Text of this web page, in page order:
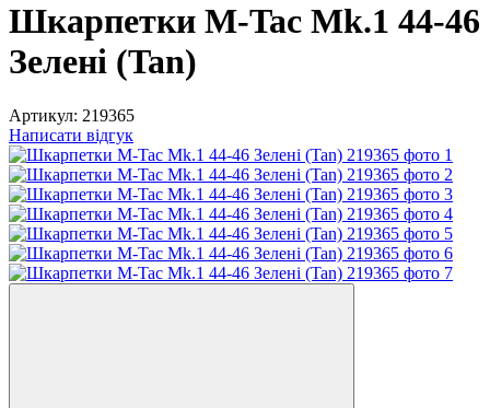
Шкарпетки M-Tac Mk.1 44-46
Зелені (Tan)
Артикул: 219365
Написати відгук